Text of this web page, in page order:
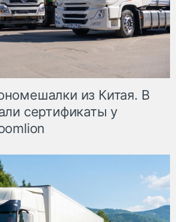
из Китая. В
сертификаты у